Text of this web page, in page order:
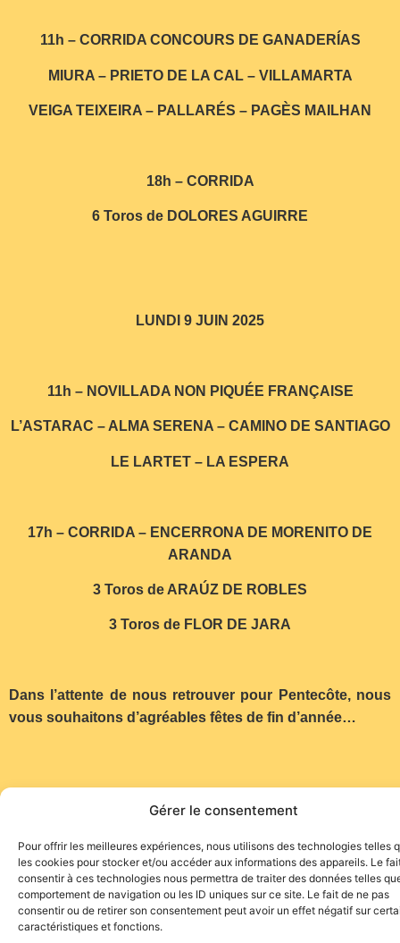
Gérer le consentement
Pour offrir les meilleures expériences, nous utilisons des technologies telles
les cookies pour stocker et/ou accéder aux informations des appareils. Le
consentir à ces technologies nous permettra de traiter des données telles
comportement de navigation ou les ID uniques sur ce site. Le fait de ne pas
consentir ou de retirer son consentement peut avoir un effet négatif sur
caractéristiques et fonctions.
11h – CORRIDA CONCOURS DE GANADERÍAS
MIURA – PRIETO DE LA CAL – VILLAMARTA
VEIGA TEIXEIRA – PALLARÉS – PAGÈS MAILHAN
18h – CORRIDA
6 Toros de DOLORES AGUIRRE
LUNDI 9 JUIN 2025
11h – NOVILLADA NON PIQUÉE FRANÇAISE
L’ASTARAC – ALMA SERENA – CAMINO DE SANTIAGO
LE LARTET – LA ESPERA
17h – CORRIDA – ENCERRONA DE MORENITO DE
ARANDA
3 Toros de ARAÚZ DE ROBLES
3 Toros de FLOR DE JARA
Dans l’attente de nous retrouver pour Pentecôte, nous
vous souhaitons d’agréables fêtes de fin d’année…
Site de l'association TOROFIESTA